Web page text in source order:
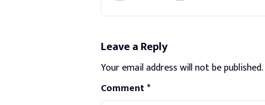
Leave a Reply
Your email address will not be published.
Comment*